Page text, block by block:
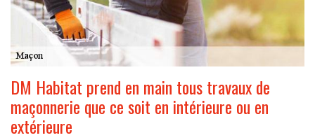
DM Habitat prend en main tous travaux de
maçonnerie que ce soit en intérieure ou en
extérieure